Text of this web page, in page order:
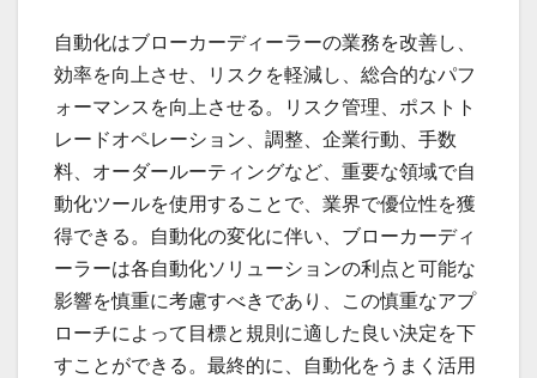
自動化はブローカーディーラーの業務を改善し、
効率を向上させ、リスクを軽減し、総合的なパフ
ォーマンスを向上させる。リスク管理、ポストト
レードオペレーション、調整、企業行動、手数
料、オーダールーティングなど、重要な領域で自
動化ツールを使用することで、業界で優位性を獲
得できる。自動化の変化に伴い、ブローカーディ
ーラーは各自動化ソリューションの利点と可能な
影響を慎重に考慮すべきであり、この慎重なアプ
ローチによって目標と規則に適した良い決定を下
すことができる。最終的に、自動化をうまく活用